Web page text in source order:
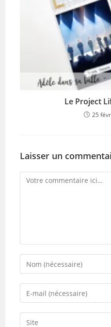
Le Project
25
Laisser un
Comment
Enter
your
name
Enter
your
email
Saisir